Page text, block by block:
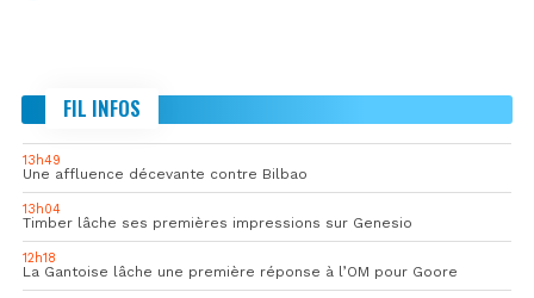
FIL INFOS
13h49
Une affluence décevante contre Bilbao
13h04
Timber lâche ses premières impressions sur Genesio
12h18
La Gantoise lâche une première réponse à l’OM pour Goore